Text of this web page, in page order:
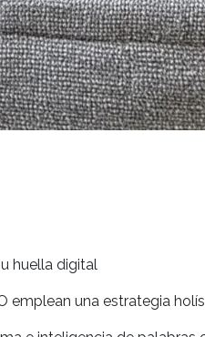
huella digital
emplean una estrategia